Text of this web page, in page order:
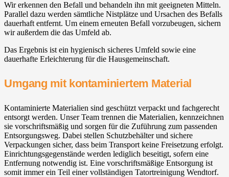
Wir erkennen den Befall und behandeln ihn mit geeigneten Mitteln.
Parallel dazu werden sämtliche Nistplätze und Ursachen des Befalls
dauerhaft entfernt. Um einem erneuten Befall vorzubeugen, sichern
wir außerdem die das Umfeld ab.
Das Ergebnis ist ein hygienisch sicheres Umfeld sowie eine
dauerhafte Erleichterung für die Hausgemeinschaft.
Umgang mit kontaminiertem Material
Kontaminierte Materialien sind geschützt verpackt und fachgerecht
entsorgt werden. Unser Team trennen die Materialien, kennzeichnen
sie vorschriftsmäßig und sorgen für die Zuführung zum passenden
Entsorgungsweg. Dabei stellen Schutzbehälter und sichere
Verpackungen sicher, dass beim Transport keine Freisetzung erfolgt.
Einrichtungsgegenstände werden lediglich beseitigt, sofern eine
Entfernung notwendig ist. Eine vorschriftsmäßige Entsorgung ist
somit immer ein Teil einer vollständigen Tatortreinigung Wendtorf.